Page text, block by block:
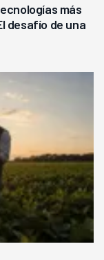
más
desafío de una